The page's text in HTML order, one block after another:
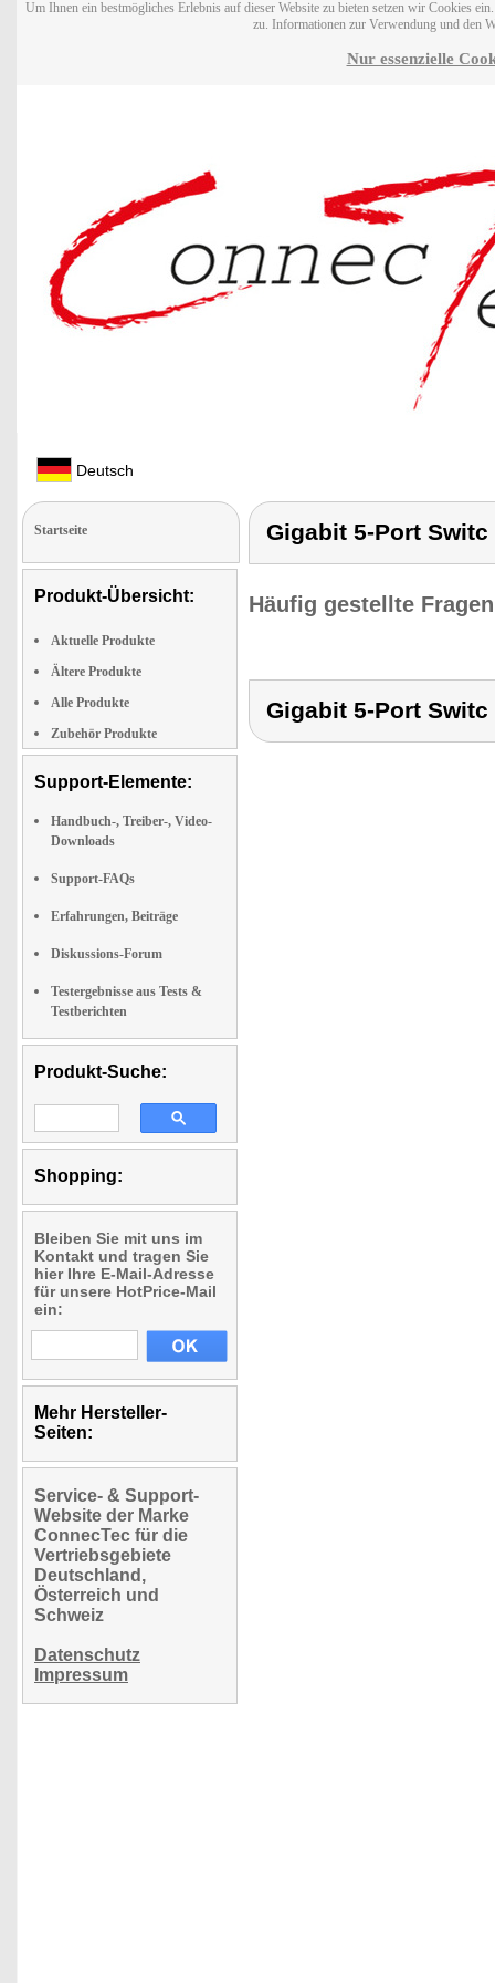
Um Ihnen ein bestmögliches Erlebnis auf dieser Website zu bieten setzen wir Cookies
zu. Informationen zur Verwendung und den
Nur essenzielle
Deutsch
Startseite
Produkt-Übersicht:
Aktuelle Produkte
Ältere Produkte
Alle Produkte
Zubehör Produkte
Support-Elemente:
Handbuch-, Treiber-, Video-
Downloads
Support-FAQs
Erfahrungen, Beiträge
Diskussions-Forum
Testergebnisse aus Tests &
Testberichten
Produkt-Suche:
Shopping:
Bleiben Sie mit uns im
Kontakt und tragen Sie
hier Ihre E-Mail-Adresse
für unsere HotPrice-Mail
ein:
Mehr Hersteller-
Seiten:
Service- & Support-
Website der Marke
ConnecTec für die
Vertriebsgebiete
Deutschland,
Österreich und
Schweiz
Datenschutz
Impressum
Gigabit 5-Port Switc
Häufig gestellte
Gigabit 5-Port Switc